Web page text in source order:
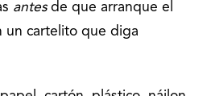
antesde que arranque el
un cartelito que diga